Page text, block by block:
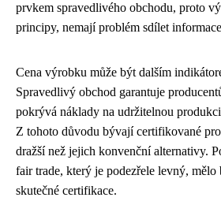
prvkem spravedlivého obchodu, proto
principy, nemají problém sdílet
Cena výrobku může být dalším
Spravedlivý obchod garantuje
pokrývá náklady na udržitelnou
Z tohoto důvodu bývají certifikované
dražší než jejich konvenční alternativy.
fair trade, který je podezřele levný,
skutečné certifikace.